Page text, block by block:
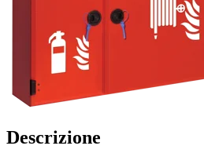
Descrizione